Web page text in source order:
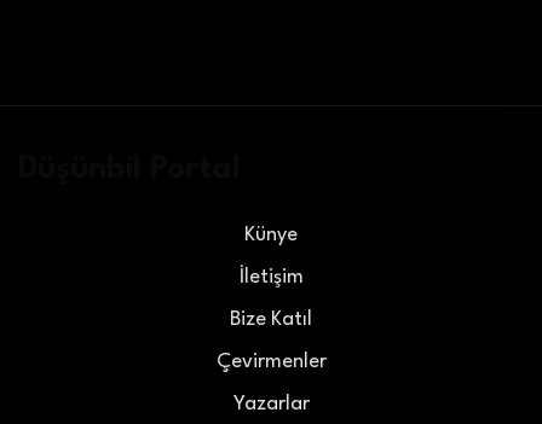
Künye
İletişim
Bize Katıl
Çevirmenler
Yazarlar